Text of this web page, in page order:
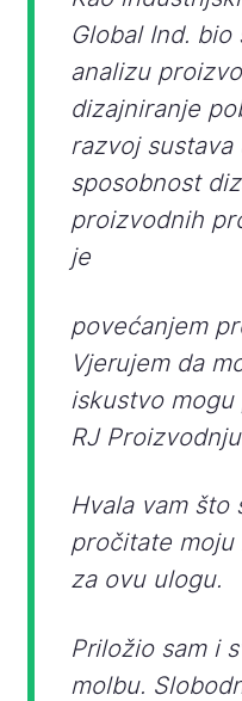
Global Ind.
analizu
dizajniranje
razvoj sustava
sposobnost
proizvodnih
je
povećanjem
Vjerujem da
iskustvo
RJ
Hvala vam što
pročitate moju
za ovu ulogu.
Priložio sam i
molbu.